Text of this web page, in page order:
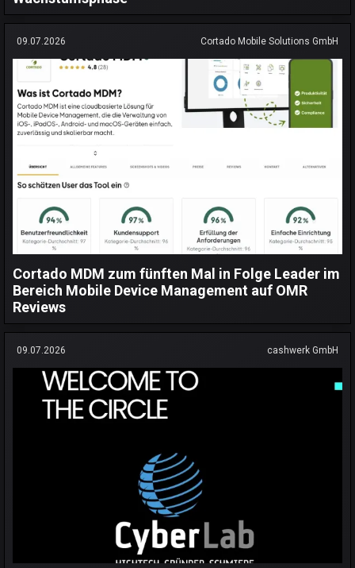
09.07.2026 Cortado Mobile Solutions GmbH
Cortado MDM zum fünften Mal in Folge Leader im
Bereich Mobile Device Management auf OMR
Reviews
09.07.2026 cashwerk GmbH